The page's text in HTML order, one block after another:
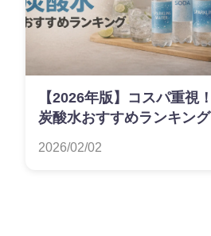
【2026年版】コスパ重視！
炭酸水おすすめランキング
2026/02/02